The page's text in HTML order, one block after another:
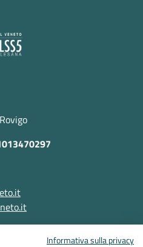
Informativa sulla privacy